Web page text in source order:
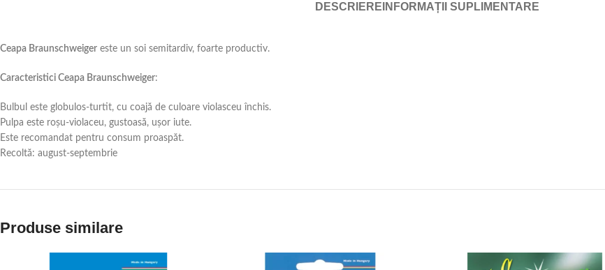
DESCRIERE INFORMAȚII SUPLIMENTARE
Ceapa Braunschweiger este un soi semitardiv, foarte productiv.
Caracteristici Ceapa Braunschweiger:
Bulbul este globulos-turtit, cu coajă de culoare violasceu închis.
Pulpa este roșu-violaceu, gustoasă, ușor iute.
Este recomandat pentru consum proaspăt.
Recoltă: august-septembrie
Produse similare